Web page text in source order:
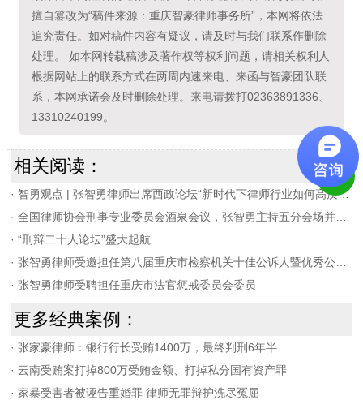
擅自篡改为“稿件来源：重庆智豪律师事务所”，本网将依法
追究责任。如对稿件内容有疑议，请及时与我们联系作删除
处理。 如本网转载稿涉及著作权等权利问题，请相关权利人
根据网站上的联系方式在两周内速来电、来函与智豪团队联
系，本网承诺会及时删除处理。来电请拨打02363891336、
13310240199。
相关阅读：
· 智勇观点 | 张智勇律师出席西政论坛“新时代下律师行业如何高质量发展”
· 全国律师协会刑事专业委员会酒泉会议，张智勇主持五分会场并发言
· “刑辩二十人论坛”盛大起航
· 张智勇律师受邀担任第八届重庆市检察机关十佳公诉人暨优秀公诉人决赛评委
· 张智勇律师受聘担任重庆市法官惩戒委员会委员
更多经典案例：
· 张家豪律师：银行行长受贿1400万，最终判刑6年半
· 云南受贿案打掉800万受贿金额、打掉私分国有资产罪
· 家暴受害者被诬告重婚罪 律师无罪辩护洗尽冤屈